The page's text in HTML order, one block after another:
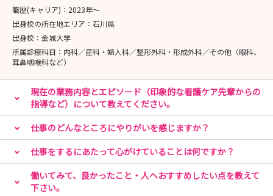
PM 多職種連携を体験
リハビリ・NST・認知症など
各カンファレンス見学
〚 病院見学会 〛
🚩 9：30～12：00、または13：30～16：00💁‍♀️ˎˊ˗
2026年3月 6日（金）
2026年3月13日（金）
2026年3月20日（金）
2026年3月27日（金）
職歴(キャリア)： 2023年〜
出身校の所在地エリア： 石川県
出身校： 金城大学
所属診療科目： 内科／産科・婦人科／整形外科・形成外科／その他（眼科、
耳鼻咽喉科など）
現在の業務内容とエピソード（印象的な看護ケア先輩からの
指導など）について教えてください。
仕事のどんなところにやりがいを感じますか？
仕事をするにあたって心がけていることは何ですか？
働いてみて、良かったこと・人へおすすめしたい点を教えて
下さい。